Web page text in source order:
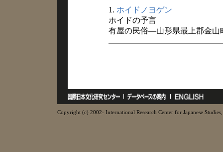
1. ホイドノヨゲン
ホイドの予言
有屋の民俗―山形県最上郡金山
Copyright (c) 2002- International Research Center for Japanese